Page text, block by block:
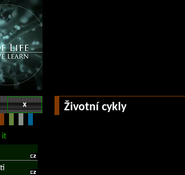
x Životní cykly